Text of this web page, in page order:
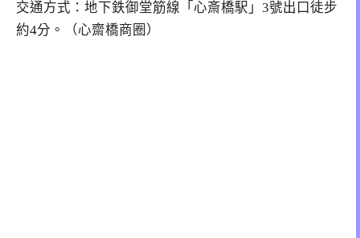
交通方式：地下鉄御堂筋線「心斎橋駅」3號出口徒步
約4分。（心齋橋商圈）